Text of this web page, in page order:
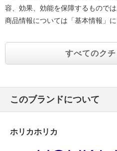
容、効果、効能を保障するものでは
商品情報については「基本情報」に
すべてのク
このブランドについて
ホリカホリカ